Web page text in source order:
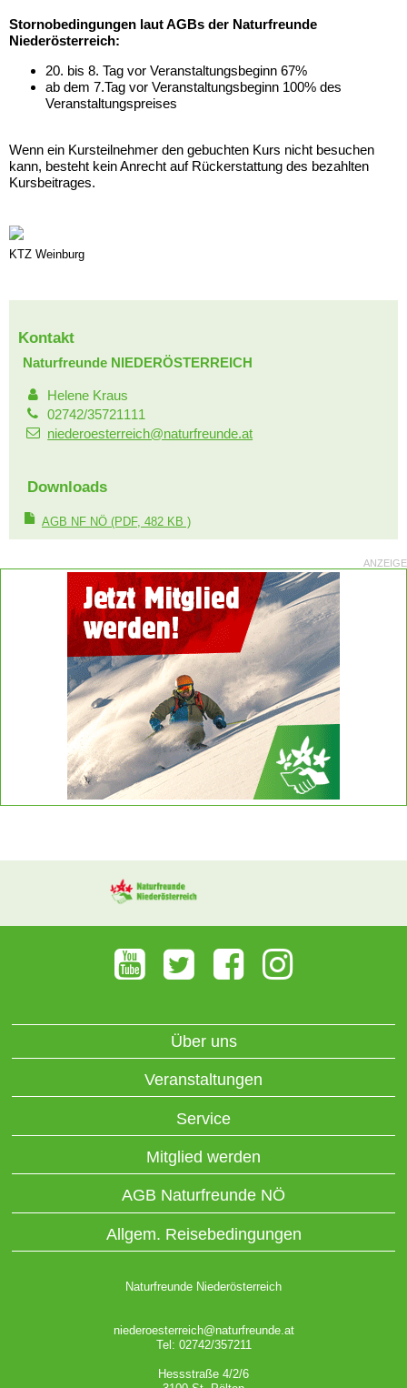
Stornobedingungen laut AGBs der Naturfreunde
Niederösterreich:
20. bis 8. Tag vor Veranstaltungsbeginn 67%
ab dem 7.Tag vor Veranstaltungsbeginn 100% des
Veranstaltungspreises
Wenn ein Kursteilnehmer den gebuchten Kurs nicht besuchen
kann, besteht kein Anrecht auf Rückerstattung des bezahlten
Kursbeitrages.
KTZ Weinburg
Kontakt
Naturfreunde NIEDERÖSTERREICH
Helene Kraus
02742/35721111
niederoesterreich@naturfreunde.at
Downloads
AGB NF NÖ (PDF, 482 KB )
ANZEIGE
Über uns
Veranstaltungen
Service
Mitglied werden
AGB Naturfreunde NÖ
Allgem. Reisebedingungen
Naturfreunde Niederösterreich
niederoesterreich@naturfreunde.at
Tel: 02742/357211
Hessstraße 4/2/6